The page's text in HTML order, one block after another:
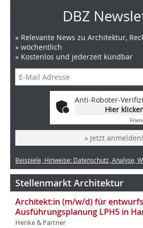
DBZ
» Relevante News zu Architektur,
» wöchentlich
» Kostenlos und jederzeit kündbar
Anti-Roboter-
Hier
» Jetzt anmelden!
Beispiele, Hinweise: Datenschutz, Analyse,
Stellenmarkt Architektur
Architekt:in (m/w/d) für
Ausführungsplanung LPH5 in
Henke & Partner